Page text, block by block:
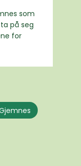
som
på seg
for